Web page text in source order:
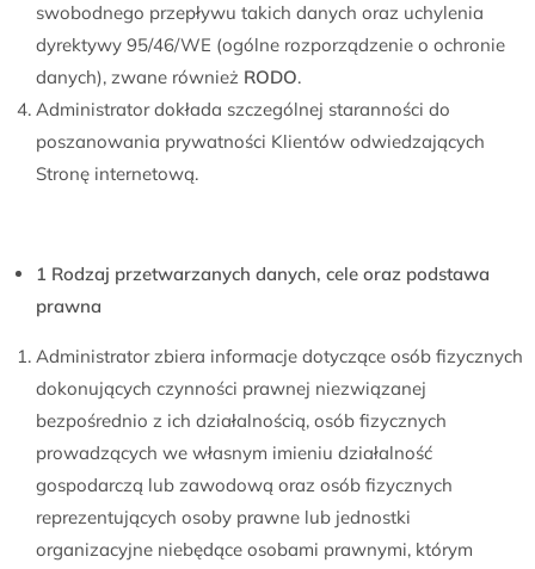
swobodnego przepływu takich danych oraz uchylenia
dyrektywy 95/46/WE (ogólne rozporządzenie o ochronie
danych), zwane również RODO.
Administrator dokłada szczególnej staranności do
poszanowania prywatności Klientów odwiedzających
Stronę internetową.
1 Rodzaj przetwarzanych danych, cele oraz podstawa
prawna
Administrator zbiera informacje dotyczące osób fizycznych
dokonujących czynności prawnej niezwiązanej
bezpośrednio z ich działalnością, osób fizycznych
prowadzących we własnym imieniu działalność
gospodarczą lub zawodową oraz osób fizycznych
reprezentujących osoby prawne lub jednostki
organizacyjne niebędące osobami prawnymi, którym